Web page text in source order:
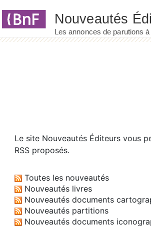
Le site Nouveautés Éditeurs vous
RSS proposés.
Toutes les nouveautés
Nouveautés livres
Nouveautés documents
Nouveautés partitions
Nouveautés documents